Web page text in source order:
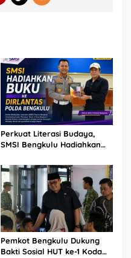
Perkuat Literasi Budaya,
SMSI Bengkulu Hadiahkan
Polda
Pemkot Bengkulu Dukung
Bakti Sosial HUT ke-1 Kodam